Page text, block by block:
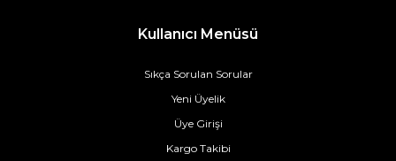
Kullanıcı Menüsü
Sıkça Sorulan Sorular
Yeni Üyelik
Üye Girişi
Kargo Takibi